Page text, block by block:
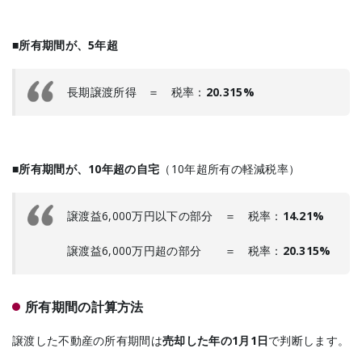
■所有期間が、5年超
長期譲渡所得 ＝ 税率： 20.315%
■所有期間が、10年超の自宅 （10年超所有の軽減税率）
譲渡益6,000万円以下の部分 ＝ 税率： 14.21%
譲渡益6,000万円超の部分 ＝ 税率： 20.315%
所有期間の計算方法
譲渡した不動産の所有期間は売却した年の1月1日で判断します。